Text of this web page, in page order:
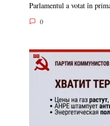
Parlamentul a votat în
0